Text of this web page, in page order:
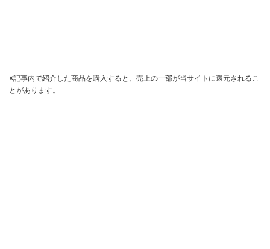
※記事内で紹介した商品を購入すると、売上の一部が当サイトに還元されるこ
とがあります。